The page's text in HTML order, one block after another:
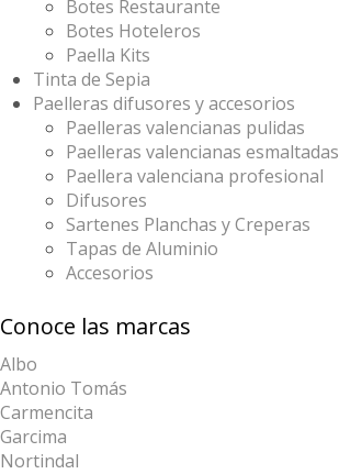
Botes Restaurante
Botes Hoteleros
Paella Kits
Tinta de Sepia
Paelleras difusores y accesorios
Paelleras valencianas pulidas
Paelleras valencianas esmaltadas
Paellera valenciana profesional
Difusores
Sartenes Planchas y Creperas
Tapas de Aluminio
Accesorios
Conoce las marcas
Albo
Antonio Tomás
Carmencita
Garcima
Nortindal